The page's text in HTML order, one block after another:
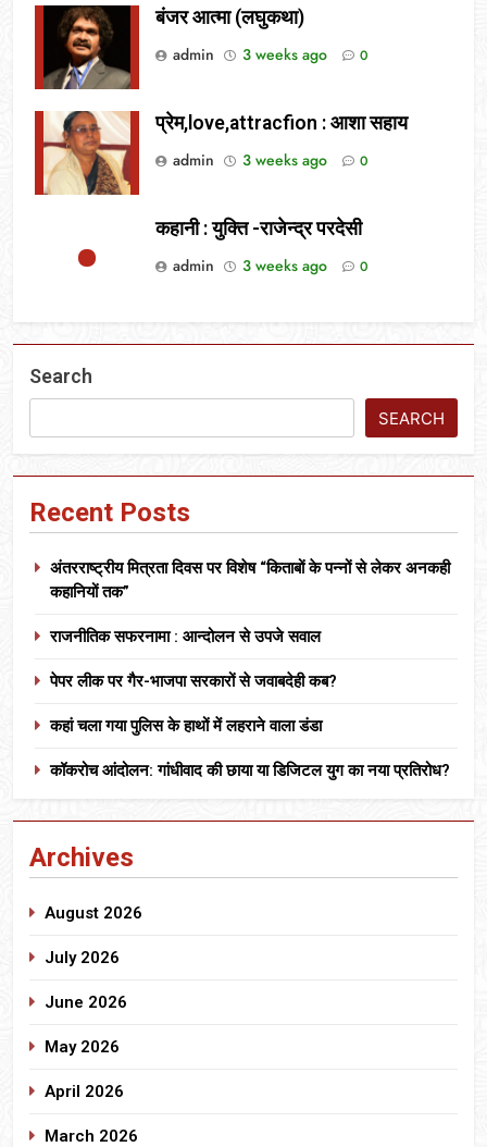
बंजर आत्मा (लघुकथा)
admin
3 weeks ago 0
प्रेम,love,attracfion : आशा सहाय
admin
3 weeks ago 0
कहानी : युक्ति -राजेन्द्र परदेसी
admin
3 weeks ago 0
Search
SEARCH
Recent Posts
अंतरराष्ट्रीय मित्रता दिवस पर विशेष “किताबों के पन्नों से लेकर अनकही
कहानियों तक”
राजनीतिक सफरनामा : आन्दोलन से उपजे सवाल
पेपर लीक पर गैर-भाजपा सरकारों से जवाबदेही कब?
कहां चला गया पुलिस के हाथों में लहराने वाला डंडा
कॉकरोच आंदोलन: गांधीवाद की छाया या डिजिटल युग का नया प्रतिरोध?
Archives
August 2026
July 2026
June 2026
May 2026
April 2026
March 2026